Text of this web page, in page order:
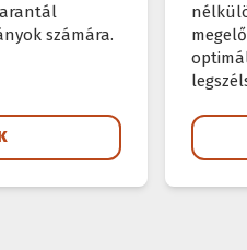
számára.